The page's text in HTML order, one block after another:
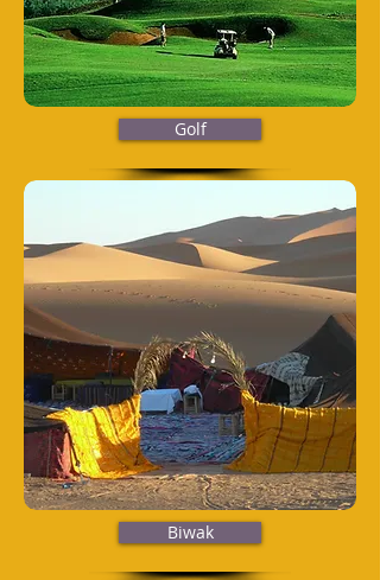
Golf
Biwak